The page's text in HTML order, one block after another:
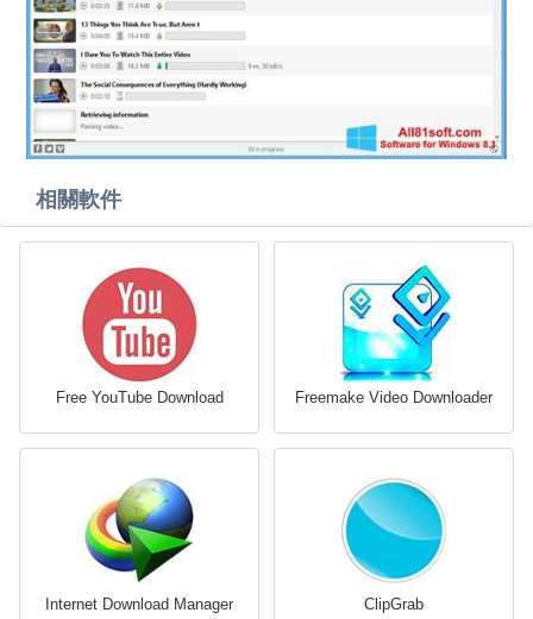
相關軟件
Free YouTube Download Freemake Video Downloader
Internet Download Manager ClipGrab